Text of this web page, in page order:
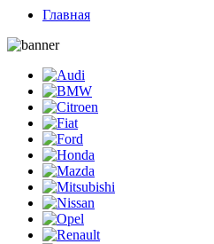
Главная